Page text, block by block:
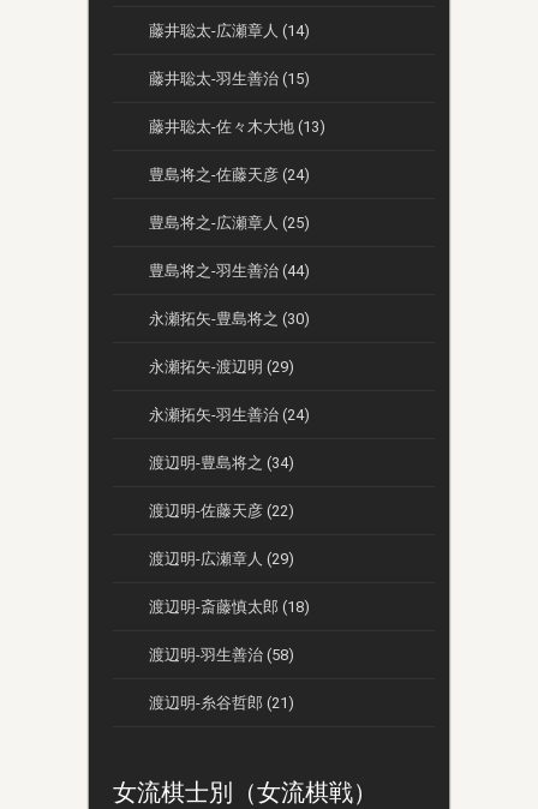
藤井聡太-広瀬章人 (14)
藤井聡太-羽生善治 (15)
藤井聡太-佐々木大地 (13)
豊島将之-佐藤天彦 (24)
豊島将之-広瀬章人 (25)
豊島将之-羽生善治 (44)
永瀬拓矢-豊島将之 (30)
永瀬拓矢-渡辺明 (29)
永瀬拓矢-羽生善治 (24)
渡辺明-豊島将之 (34)
渡辺明-佐藤天彦 (22)
渡辺明-広瀬章人 (29)
渡辺明-斎藤慎太郎 (18)
渡辺明-羽生善治 (58)
渡辺明-糸谷哲郎 (21)
女流棋士別（女流棋戦）